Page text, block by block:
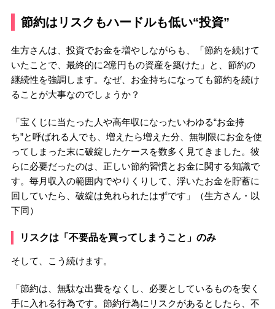
節約はリスクもハードルも低い“投資”
生方さんは、投資でお金を増やしながらも、「節約を続けて
いたことで、最終的に2億円もの資産を築けた」と、節約の
継続性を強調します。なぜ、お金持ちになっても節約を続け
ることが大事なのでしょうか？
「宝くじに当たった人や高年収になったいわゆる“お金持
ち”と呼ばれる人でも、増えたら増えた分、無制限にお金を使
ってしまった末に破綻したケースを数多く見てきました。彼
らに必要だったのは、正しい節約習慣とお金に関する知識で
す。毎月収入の範囲内でやりくりして、浮いたお金を貯蓄に
回していたら、破綻は免れられたはずです」（生方さん・以
下同）
リスクは「不要品を買ってしまうこと」のみ
そして、こう続けます。
「節約は、無駄な出費をなくし、必要としているものを安く
手に入れる行為です。節約行為にリスクがあるとしたら、不